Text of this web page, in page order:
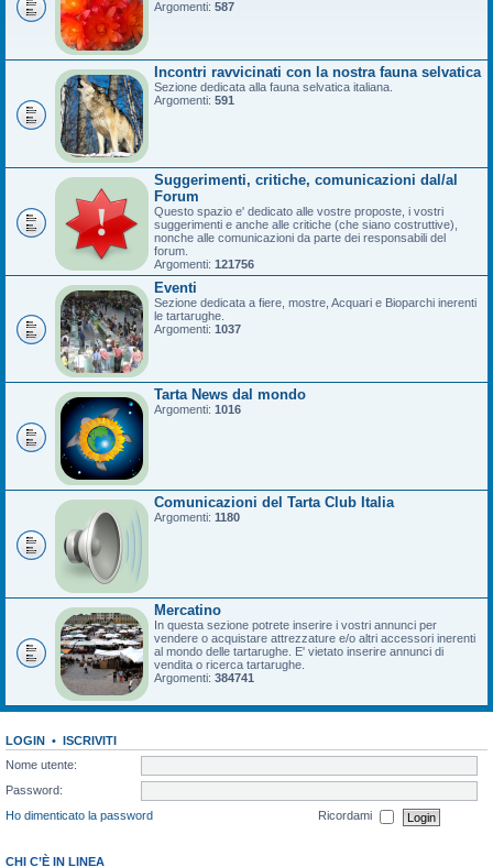
Argomenti: 587
Incontri ravvicinati con la nostra fauna selvatica
Sezione dedicata alla fauna selvatica italiana.
Argomenti: 591
Suggerimenti, critiche, comunicazioni dal/al
Forum
Questo spazio e' dedicato alle vostre proposte, i vostri
suggerimenti e anche alle critiche (che siano costruttive),
nonche alle comunicazioni da parte dei responsabili del
forum.
Argomenti: 121756
Eventi
Sezione dedicata a fiere, mostre, Acquari e Bioparchi inerenti
le tartarughe.
Argomenti: 1037
Tarta News dal mondo
Argomenti: 1016
Comunicazioni del Tarta Club Italia
Argomenti: 1180
Mercatino
In questa sezione potrete inserire i vostri annunci per
vendere o acquistare attrezzature e/o altri accessori inerenti
al mondo delle tartarughe. E' vietato inserire annunci di
vendita o ricerca tartarughe.
Argomenti: 384741
LOGIN • ISCRIVITI
Nome utente:
Password:
Ho dimenticato la password
Ricordami
CHI C’È IN LINEA